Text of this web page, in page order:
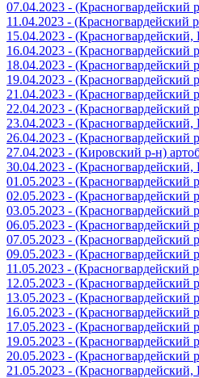
07.04.2023 -
11.04.2023 -
15.04.2023 -
16.04.2023 -
18.04.2023 -
19.04.2023 -
21.04.2023 -
22.04.2023 -
23.04.2023 -
26.04.2023 -
27.04.2023 - (Кировский р-н)
30.04.2023 -
01.05.2023 -
02.05.2023 -
03.05.2023 -
06.05.2023 -
07.05.2023 -
09.05.2023 -
11.05.2023 -
12.05.2023 -
13.05.2023 -
16.05.2023 -
17.05.2023 -
19.05.2023 -
20.05.2023 -
21.05.2023 -